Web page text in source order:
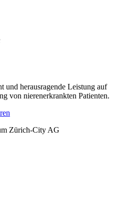
und herausragende Leistung auf
von nierenerkrankten Patienten.
Zürich-City AG